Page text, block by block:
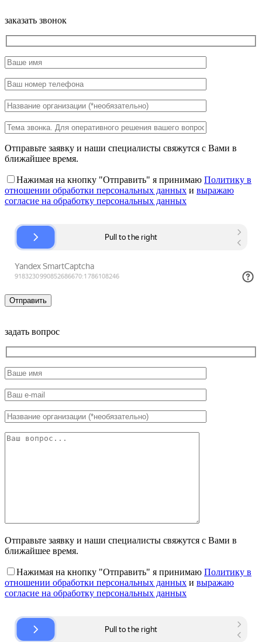
заказать звонок
Отправьте заявку и наши специалисты свяжутся с Вами в
ближайшее время.
Нажимая на кнопку "Отправить" я принимаю Политику в
отношении обработки персональных данных и выражаю
согласие на обработку персональных данных
задать вопрос
Отправьте заявку и наши специалисты свяжутся с Вами в
ближайшее время.
Нажимая на кнопку "Отправить" я принимаю Политику в
отношении обработки персональных данных и выражаю
согласие на обработку персональных данных